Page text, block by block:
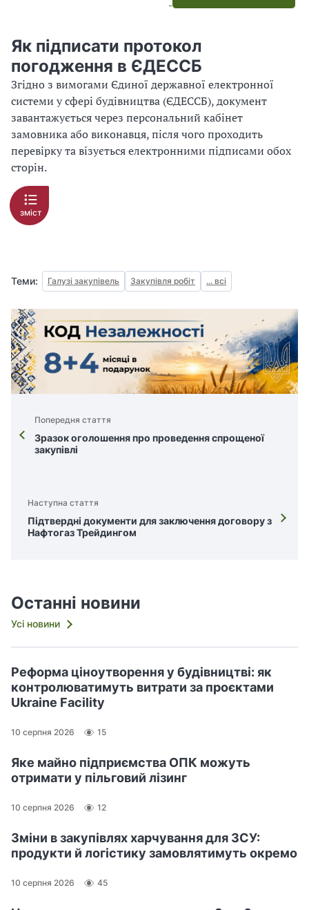
Як підписати протокол
погодження в ЄДЕССБ
Згідно з вимогами Єдиної державної електронної
системи у сфері будівництва (ЄДЕССБ), документ
завантажується через персональний кабінет
замовника або виконавця, після чого проходить
перевірку та візується електронними підписами обох
сторін.
зміст
Теми: Галузі закупівель Закупівля робіт ... всі
Попередня стаття
Зразок оголошення про проведення спрощеної
закупівлі
Наступна стаття
Підтвердні документи для заключення договору з
Нафтогаз Трейдингом
Останні новини
Усі новини
Реформа ціноутворення у будівництві: як
контролюватимуть витрати за проєктами
Ukraine Facility
10 серпня 2026 15
Яке майно підприємства ОПК можуть
отримати у пільговий лізинг
10 серпня 2026 12
Зміни в закупівлях харчування для ЗСУ:
продукти й логістику замовлятимуть окремо
10 серпня 2026 45